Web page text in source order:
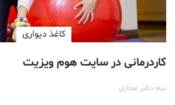
کاغذ دیواری
کاردرمانی در سایت هوم ویزیت
تیم دکتر مجازی